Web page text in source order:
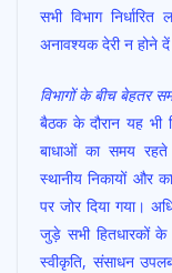
सभी विभाग
अनावश्यक देरी न होने
विभागों के बीच बेहतर
बैठक के दौरान यह भी
बाधाओं का समय रहते
स्थानीय निकायों और
पर जोर दिया गया।
जुड़े सभी हितधारकों के
स्वीकृति, संसाधन